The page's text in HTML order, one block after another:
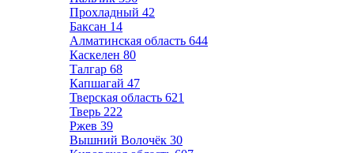
Прохладный 42
Баксан 14
Алматинская область 644
Каскелен 80
Талгар 68
Капшагай 47
Тверская область 621
Тверь 222
Ржев 39
Вышний Волочёк 30